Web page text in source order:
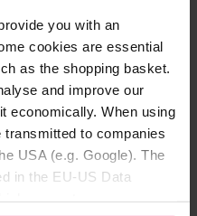
you with an
cookies are essential
as the shopping basket.
and improve our
economically. When using
to companies
USA (e.g. Google). The
in the EU-US Data